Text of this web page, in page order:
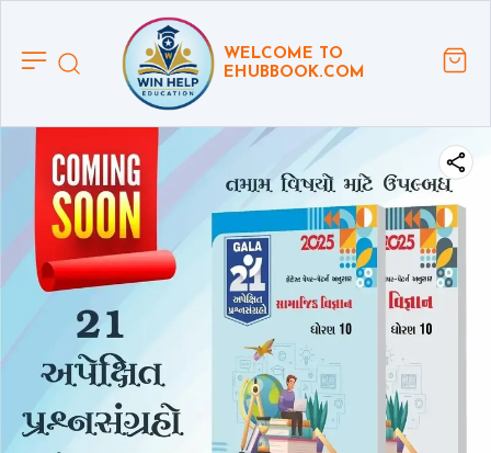
WELCOME TO
EHUBBOOK.COM